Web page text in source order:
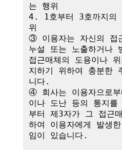
는 행위
4. 1호부터 3호까지의
위
③ 이용자는 자신의 접
누설 또는 노출하거나
접근매체의 도용이나
지하기 위하여 충분한
니다.
④ 회사는 이용자으로
이나 도난 등의 통지
부터 제3자가 그 접근
하여 이용자에게 발생
임이 있습니다.